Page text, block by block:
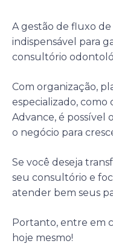
A gestão de fluxo
indispensável para
consultório
Com organização,
especializado,
Advance, é possível
o negócio para
Se você deseja
seu consultório e
atender bem seus
Portanto, entre em
hoje mesmo!